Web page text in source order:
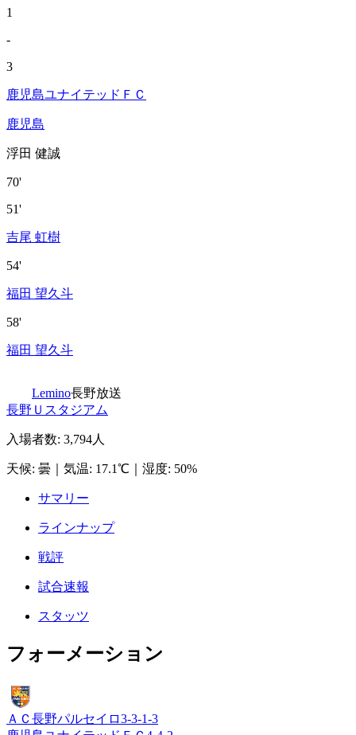
1
-
3
鹿児島ユナイテッドＦＣ
鹿児島
浮田 健誠
70'
51'
吉尾 虹樹
54'
福田 望久斗
58'
福田 望久斗
Lemino長野放送
長野Ｕスタジアム
入場者数: 3,794人
天候: 曇 気温: 17.1℃ 湿度: 50%
サマリー
ラインナップ
戦評
試合速報
スタッツ
フォーメーション
ＡＣ長野パルセイロ3-3-1-3